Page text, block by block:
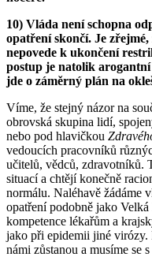
10) Vláda není schopna
opatření skončí. Je
nepovede k ukončení
postup je natolik
jde o záměrný plán na
Víme, že stejný názor na
obrovská skupina lidí,
nebo pod hlavičkou
vedoucích pracovníků
učitelů, vědců, zdravotníků.
situací a chtějí konečně
normálu. Naléhavě žádáme
opatření podobně jako
kompetence lékařům a
jako při epidemii jiné virózy.
námi zůstanou a musíme se